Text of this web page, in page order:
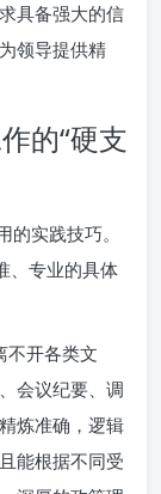
具备强大的信
领导提供精
的“硬支
的实践技巧。
、专业的具体
不开各类文
会议纪要、调
炼准确，逻辑
能根据不同受